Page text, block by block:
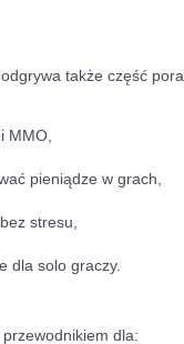
także część
MMO,
pieniądze w grach,
stresu,
dla solo graczy.
dla: